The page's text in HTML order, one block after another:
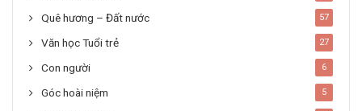
Quê hương – Đất nước 57
Văn học Tuổi trẻ 27
Con người 6
Góc hoài niệm 5